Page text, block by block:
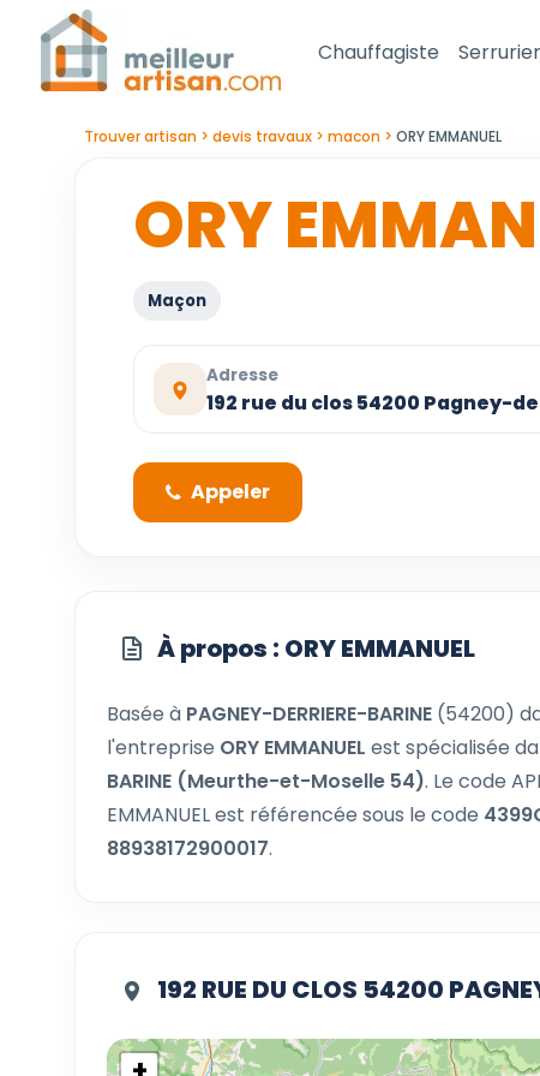
Chauffagiste Serrurier
Trouver artisan devis travaux macon ORY EMMANUEL
ORY
Maçon
Adresse
192 rue du clos 54200 Pagney-
Appeler
À propos : ORY EMMANUEL
Basée à PAGNEY-DERRIERE-BARINE (54200)
l'entreprise ORY EMMANUEL est spécialisée
BARINE (Meurthe-et-Moselle 54). Le code
EMMANUEL est référencée sous le code
88938172900017.
192 RUE DU CLOS 54200